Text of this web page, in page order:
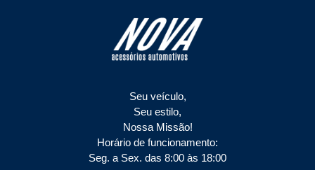
Seu veículo,
Seu estilo,
Nossa Missão!
Horário de funcionamento:
Seg. a Sex. das 8:00 às 18:00